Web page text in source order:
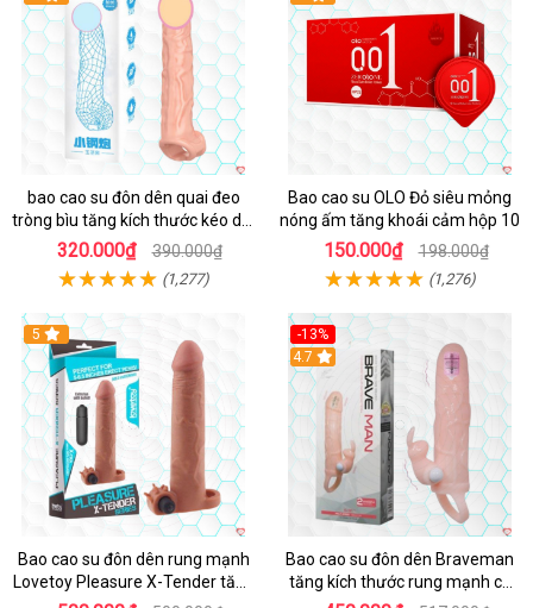
bao cao su đôn dên quai đeo
tròng bìu tăng kích thước kéo dài
thời gian
320.000₫ 390.000₫
(1,277)
Bao cao su OLO Đỏ siêu mỏng
nóng ấm tăng khoái cảm hộp 10
150.000₫ 198.000₫
(1,276)
Hot
5
Bao cao su đôn dên rung mạnh
Lovetoy Pleasure X-Tender tăng
-13%
Hot
4.7
Bao cao su đôn dên Braveman
tăng kích thước rung mạnh có